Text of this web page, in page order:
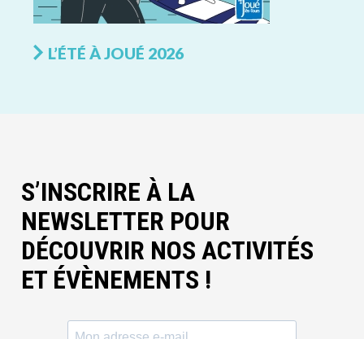
L’ÉTÉ À JOUÉ 2026
S’INSCRIRE À LA
NEWSLETTER POUR
DÉCOUVRIR NOS ACTIVITÉS
ET ÉVÈNEMENTS !